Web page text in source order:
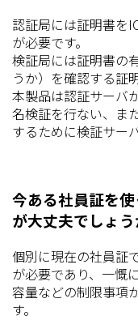
認証局には証明書を
が必要です。
検証局には証明書の
うか）を確認する証
本製品は認証サーバ
名検証を行ない、ま
するために検証サー
今ある社員証を
が大丈夫でしょう
個別に現在の社員証
が必要であり、一慨
容量などの制限事項
す。